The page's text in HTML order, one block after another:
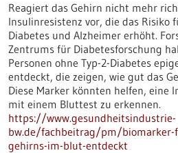
Reagiert das Gehirn nicht mehr
Insulinresistenz vor, die das Risiko
Diabetes und Alzheimer erhöht.
Zentrums für Diabetesforschung
Personen ohne Typ-2-Diabetes
entdeckt, die zeigen, wie gut das
Diese Marker könnten helfen, eine
mit einem Bluttest zu erkennen.
https://www.gesundheitsindustrie-
bw.de/fachbeitrag/pm/biomarker-
gehirns-im-blut-entdeckt